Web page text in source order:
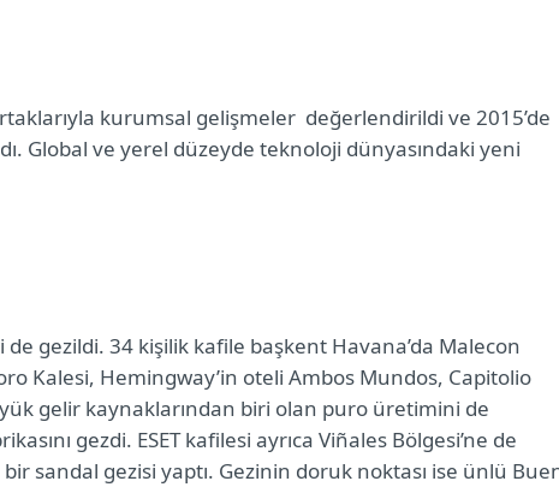
kurumsal gelişmeler değerlendirildi ve 2015’de
Global ve yerel düzeyde teknoloji dünyasındaki yeni
gezildi. 34 kişilik kafile başkent Havana’da Malecon
Kalesi, Hemingway’in oteli Ambos Mundos, Capitolio
gelir kaynaklarından biri olan puro üretimini de
gezdi. ESET kafilesi ayrıca Viñales Bölgesi’ne de
sandal gezisi yaptı. Gezinin doruk noktası ise ünlü